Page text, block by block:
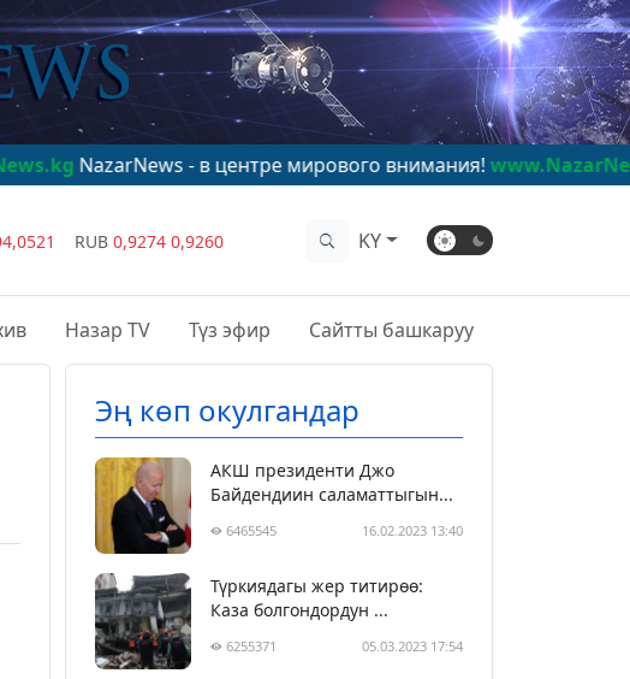
- в центре мирового внимания!www.NazarNews.kg
RUB 0,9274 0,9260 KY
Назар TV Түз эфир Сайтты башкаруу
Эң көп окулгандар
АКШ президенти Джо
Байдендиин саламаттыгын...
6465545 16.02.2023 13:40
Түркиядагы жер титирөө:
Каза болгондордун ...
6255371 05.03.2023 17:54